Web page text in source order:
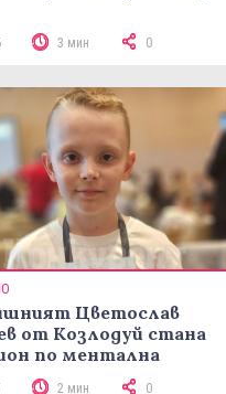
3 мин 0
Цветослав
от Козлодуй стана
по ментална
с 320 задачи за 10
2 мин 0